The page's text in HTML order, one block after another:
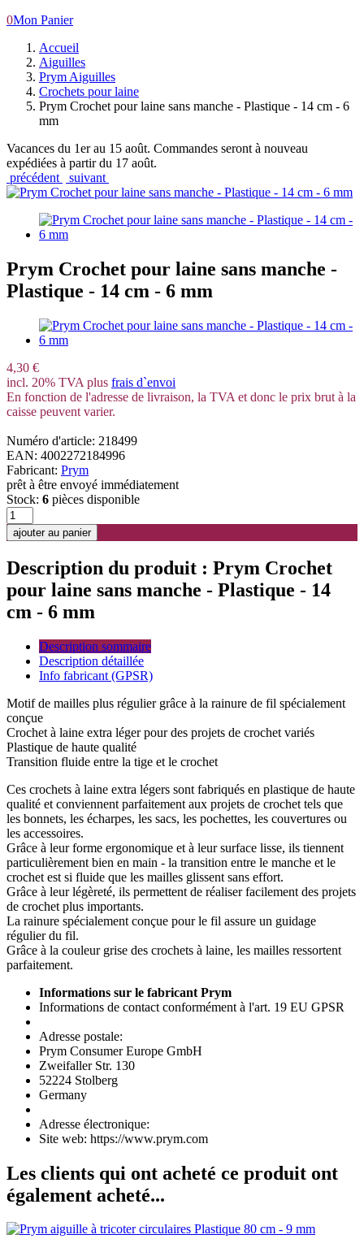
0Mon Panier
Accueil
Aiguilles
Prym Aiguilles
Crochets pour laine
Prym Crochet pour laine sans manche - Plastique - 14 cm - 6
mm
Vacances du 1er au 15 août. Commandes seront à nouveau
expédiées à partir du 17 août.
précédent
suivant
Prym Crochet pour laine sans manche -
Plastique - 14 cm - 6 mm
4,30 €
incl. 20% TVA plus frais d`envoi
En fonction de l'adresse de livraison, la TVA et donc le prix brut à la
caisse peuvent varier.
Numéro d'article: 218499
EAN: 4002272184996
Fabricant: Prym
prêt à être envoyé immédiatement
Stock: 6 pièces disponible
Description du produit : Prym Crochet
pour laine sans manche - Plastique - 14
cm - 6 mm
Description sommaire
Description détaillée
Info fabricant (GPSR)
Motif de mailles plus régulier grâce à la rainure de fil spécialement
conçue
Crochet à laine extra léger pour des projets de crochet variés
Plastique de haute qualité
Transition fluide entre la tige et le crochet
Ces crochets à laine extra légers sont fabriqués en plastique de haute
qualité et conviennent parfaitement aux projets de crochet tels que
les bonnets, les écharpes, les sacs, les pochettes, les couvertures ou
les accessoires.
Grâce à leur forme ergonomique et à leur surface lisse, ils tiennent
particulièrement bien en main - la transition entre le manche et le
crochet est si fluide que les mailles glissent sans effort.
Grâce à leur légèreté, ils permettent de réaliser facilement des projets
de crochet plus importants.
La rainure spécialement conçue pour le fil assure un guidage
régulier du fil.
Grâce à la couleur grise des crochets à laine, les mailles ressortent
parfaitement.
Informations sur le fabricant Prym
Informations de contact conformément à l'art. 19 EU GPSR
Adresse postale:
Prym Consumer Europe GmbH
Zweifaller Str. 130
52224 Stolberg
Germany
Adresse électronique:
Site web: https://www.prym.com
Les clients qui ont acheté ce produit ont
également acheté...